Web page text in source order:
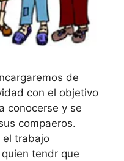
de
con el objetivo
conocerse y se
compaeros.
el trabajo
tendr que